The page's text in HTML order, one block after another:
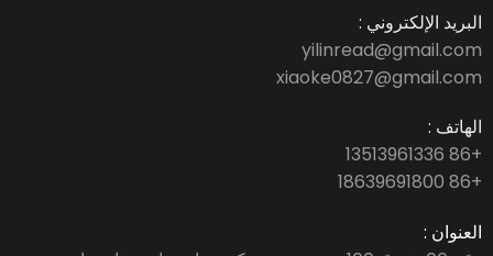
البريد الإلكتروني :
yilinread@gmail.com
xiaoke0827@gmail.com
الهاتف :
+86 13513961336
+86 18639691800
العنوان :